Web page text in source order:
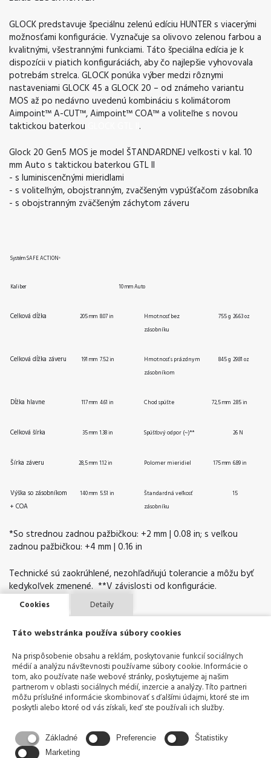
GLOCK predstavuje špeciálnu zelenú edíciu HUNTER s viacerými
možnosťami konfigurácie. Vyznačuje sa olivovo zelenou farbou a
kvalitnými, všestrannými funkciami. Táto špeciálna edícia je k
dispozícii v piatich konfiguráciách, aby čo najlepšie vyhovovala
potrebám strelca. GLOCK ponúka výber medzi rôznymi
nastaveniami GLOCK 45 a GLOCK 20 – od známeho variantu
MOS až po nedávno uvedenú kombináciu s kolimátorom
Aimpoint™ A-CUT™, Aimpoint™ COA™ a voliteľne s novou
taktickou baterkou
.
Glock 20 Gen5 MOS je model ŠTANDARDNEJ veľkosti v kal. 10
mm Auto s taktickou baterkou GTL II
- s luminiscenčnými mieridlami
- s voliteľným, obojstranným, zvačšeným vypúšťačom zásobníka
- s obojstranným zväčšeným záchytom záveru
Systém SAFE ACTION®
Kaliber10 mm Auto
Celková dĺžka 205 mm 8.07 in
Hmotnosť bez
zásobníku
755 g 26.63oz
Celková dĺžka záveru 191 mm 7.52 in
Hmotnosť s prázdnym
zásobníkom
845 g 29.81 oz
Dĺžka hlavne 117 mm 4.61 in Chod spúšte 72,5 mm 2.85 in
Celková šírka 35 mm 1.38 in Spúšťový odpor (~)** 26 N
Šírka záveru 28,5 mm 1.12 in Polomer mieridiel 175 mm 6.89 in
Výška so zásobníkom
+ COA
140 mm 5.51 in
Štandardná veľkosť
zásobníku
15
*So strednou zadnou pažbičkou: +2 mm | 0.08 in; s veľkou
zadnou pažbičkou: +4 mm | 0.16 in
Technické sú zaokrúhlené, nezohľadňujú tolerancie a môžu byť
kedykoľvek zmenené. **V závislosti od konfigurácie.
Cookies Detaily
Táto webstránka používa súbory cookies
Na prispôsobenie obsahu a reklám, poskytovanie funkcií sociálnych
médií a analýzu návštevnosti používame súbory cookie. Informácie o
tom, ako používate naše webové stránky, poskytujeme aj našim
partnerom v oblasti sociálnych médií, inzercie a analýzy. Títo partneri
môžu príslušné informácie skombinovať s ďalšími údajmi, ktoré ste im
poskytli alebo ktoré od vás získali, keď ste používali ich služby.
Základné Preferencie
Štatistiky
Marketing
KONTAKTUJTE NÁS